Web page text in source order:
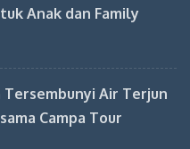
Anak dan Family
Tersembunyi Air Terjun
Campa Tour